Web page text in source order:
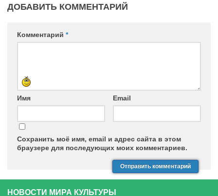
ДОБАВИТЬ КОММЕНТАРИЙ
Комментарий *
Имя Email
Сохранить моё имя, email и адрес сайта в этом
браузере для последующих моих комментариев.
НОВОСТИ МИРА КУЛЬТУРЫ